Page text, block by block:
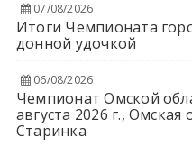
07/08/2026
Итоги Чемпионата
донной удочкой
06/08/2026
Чемпионат Омской
августа 2026 г.,
Старинка